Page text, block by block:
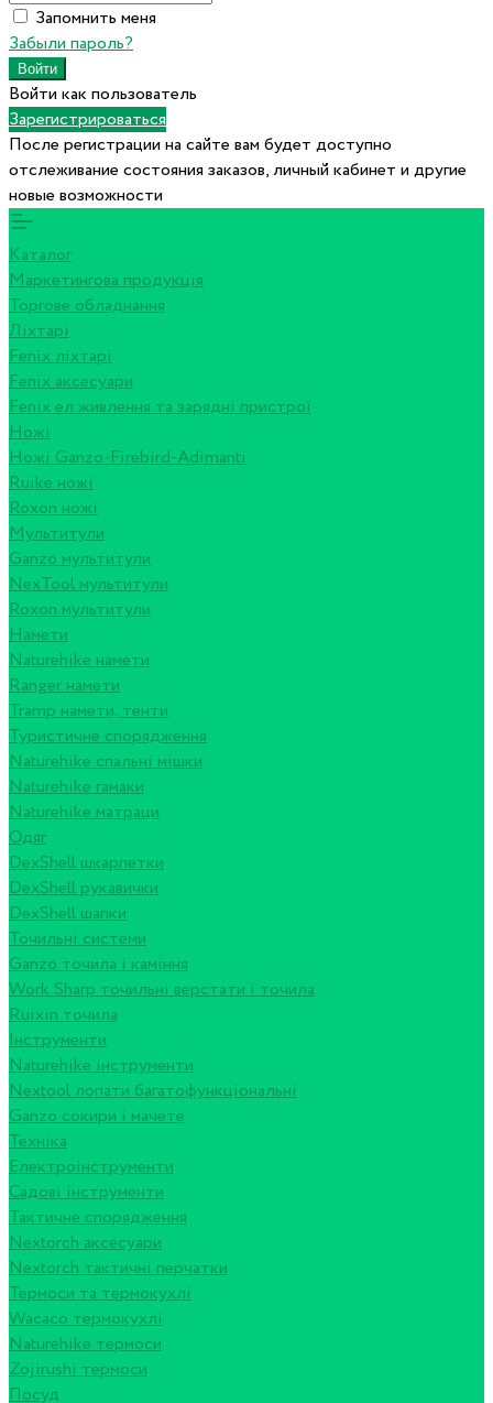
Запомнить меня
Забыли пароль?
Войти как пользователь
Зарегистрироваться
После регистрации на сайте вам будет доступно
отслеживание состояния заказов, личный кабинет и другие
новые возможности
Каталог
Маркетингова продукція
Торгове обладнання
Ліхтарі
Fenix ліхтарі
Fenix аксесуари
Fenix ел живлення та зарядні пристрої
Ножі
Ножі Ganzo-Firebird-Adimanti
Ruike ножі
Roxon ножi
Мультитули
Ganzo мультитули
NexTool мультитули
Roxon мультитули
Намети
Naturehike намети
Ranger намети
Tramp намети, тенти
Туристичне спорядження
Naturehike спальні мішки
Naturehike гамаки
Naturehike матраци
Одяг
DexShell шкарпетки
DexShell рукавички
DexShell шапки
Точильні системи
Ganzo точила і каміння
Work Sharp точильні верстати і точила
Ruixin точила
Інструменти
Naturehike інструменти
Nextool лопати багатофункціональні
Ganzo сокири і мачете
Техніка
Електроінструменти
Садові інструменти
Тактичне спорядження
Nextorch аксесуари
Nextorch тактичні перчатки
Термоси та термокухлі
Wacaco термокухлі
Naturehike термоси
Zojirushi термоси
Посуд